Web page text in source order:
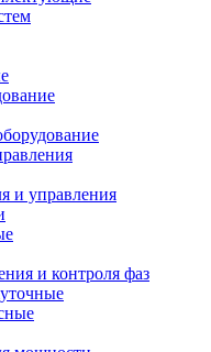
и управления
и контроля фаз